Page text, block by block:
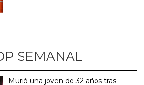
SEMANAL
Murió una joven de 32 años tras